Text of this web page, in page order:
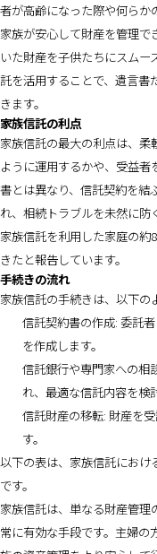
者が高齢になった際や何らか
家族が安心して財産を管理
いた財産を子供たちにスム
託を活用することで、遺言書
きます。
家族信託の利点
家族信託の最大の利点は、柔
ように運用するかや、受益
書とは異なり、信託契約を結
れ、相続トラブルを未然に防
家族信託を利用した家庭の
きたと報告しています。
手続きの流れ
家族信託の手続きは、以下の
信託契約書の作成: 委託
を作成します。
信託銀行や専門家への相
れ、最適な信託内容を検
信託財産の移転: 財産を
す。
以下の表は、家族信託におけ
です。
家族信託は、単なる財産管
常に有効な手段です。主婦の